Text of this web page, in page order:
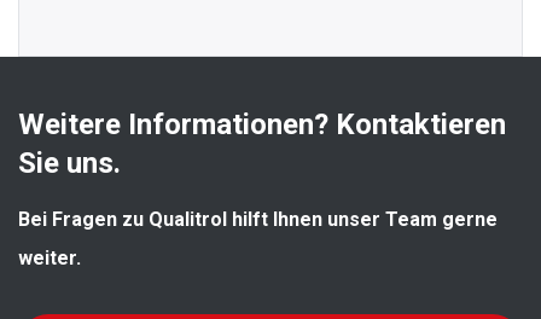
Weitere Informationen? Kontaktieren
Sie uns.
Bei Fragen zu Qualitrol hilft Ihnen unser Team gerne
weiter.